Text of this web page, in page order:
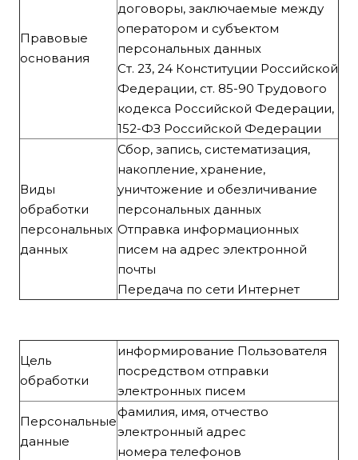
Правовые
основания
договоры, заключаемые между
оператором и субъектом
персональных данных
Ст. 23, 24 Конституции Российской
Федерации, ст. 85-90 Трудового
кодекса Российской Федерации,
152-ФЗ Российской Федерации
Виды
обработки
персональных
данных
Сбор, запись, систематизация,
накопление, хранение,
уничтожение и обезличивание
персональных данных
Отправка информационных
писем на адрес электронной
почты
Передача по сети Интернет
Цель
обработки
информирование Пользователя
посредством отправки
электронных писем
Персональные
данные
фамилия, имя, отчество
электронный адрес
номера телефонов